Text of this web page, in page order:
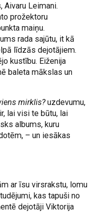
Aivaru Leimani.
prožektoru
maiņu.
rada sajūtu, it kā
līdzās dejotājiem.
kustību. Eiženija
baleta mākslas un
mirklis?uzdevumu,
lai visi te būtu, lai
albums, kuru
– un iesākas
ar īsu virsrakstu, lomu
kas tapuši no
dejotāji Viktorija